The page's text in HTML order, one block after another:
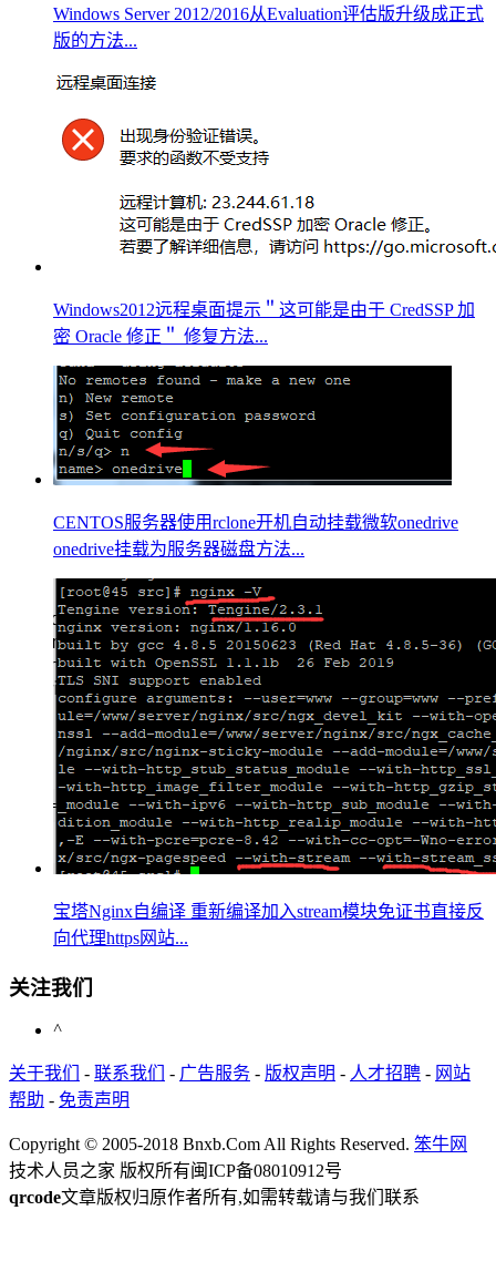
Windows Server 2012/2016从Evaluation评估版升级成正式
版的方法...
Windows2012远程桌面提示＂这可能是由于 CredSSP 加
密 Oracle 修正＂ 修复方法...
CENTOS服务器使用rclone开机自动挂载微软onedrive
onedrive挂载为服务器磁盘方法...
宝塔Nginx自编译 重新编译加入stream模块免证书直接反
向代理https网站...
关注我们
^
关于我们 - 联系我们 - 广告服务 - 版权声明 - 人才招聘 - 网站
帮助 - 免责声明
Copyright © 2005-2018 Bnxb.Com All Rights Reserved. 笨牛网
技术人员之家 版权所有闽ICP备08010912号
qrcode文章版权归原作者所有,如需转载请与我们联系